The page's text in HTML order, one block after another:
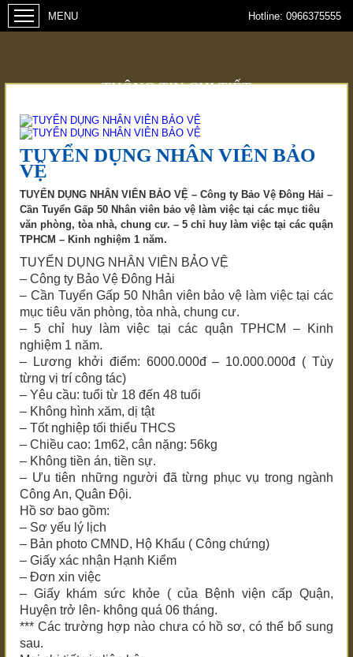
Hotline: 0966375555
THÔNG TIN CHI TIẾT
TUYỂN DỤNG NHÂN VIÊN BẢO
VỆ
TUYỂN DỤNG NHÂN VIÊN BẢO VỆ – Công ty Bảo Vệ Đông Hải –
Cần Tuyển Gấp 50 Nhân viên bảo vệ làm việc tại các mục tiêu
văn phòng, tòa nhà, chung cư. – 5 chỉ huy làm việc tại các quận
TPHCM – Kinh nghiệm 1 năm.
TUYỂN DỤNG NHÂN VIÊN BẢO VỆ
– Công ty Bảo Vệ Đông Hải
– Cần Tuyển Gấp 50 Nhân viên bảo vệ làm việc tại các
mục tiêu văn phòng, tòa nhà, chung cư.
– 5 chỉ huy làm việc tại các quận TPHCM – Kinh
nghiệm 1 năm.
– Lương khởi điểm: 6000.000đ – 10.000.000đ ( Tùy
từng vị trí công tác)
– Yêu cầu: tuổi từ 18 đến 48 tuổi
– Không hình xăm, dị tật
– Tốt nghiệp tối thiểu THCS
– Chiều cao: 1m62, cân nặng: 56kg
– Không tiền án, tiền sự.
– Ưu tiên những người đã từng phục vụ trong ngành
Công An, Quân Đội.
Hồ sơ bao gồm:
– Sơ yếu lý lịch
– Bản photo CMND, Hộ Khẩu ( Công chứng)
– Giấy xác nhận Hạnh Kiểm
– Đơn xin việc
– Giấy khám sức khỏe ( của Bệnh viện cấp Quận,
Huyện trở lên- không quá 06 tháng.
*** Các trường hợp nào chưa có hồ sơ, có thể bổ sung
sau.